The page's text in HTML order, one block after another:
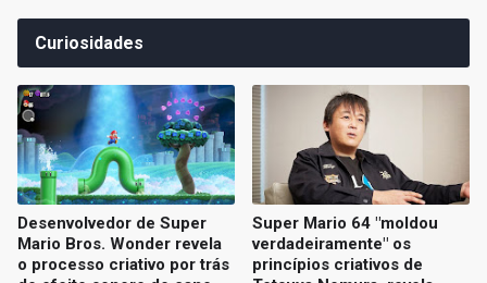
Curiosidades
Desenvolvedor de Super
Mario Bros. Wonder revela
o processo criativo por trás
Super Mario 64 "moldou
verdadeiramente" os
princípios criativos de